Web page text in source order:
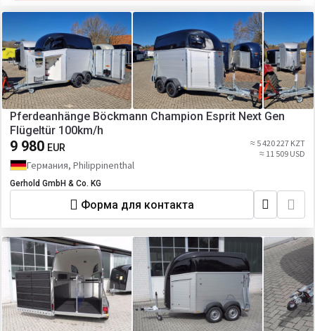
Pferdeanhänge Böckmann Champion Esprit Next Gen
Flügeltür 100km/h
9 980 EUR
≈ 5 420 227 KZT
≈ 11 509 USD
Германия, Philippinenthal
Gerhold GmbH & Co. KG
Форма для контакта